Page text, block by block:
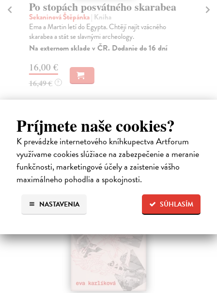
Príjmete naše cookies?
K prevádzke internetového kníhkupectva Artforum
využívame cookies slúžiace na zabezpečenie a meranie
funkčnosti, marketingové účely a zaistenie vášho
maximálneho pohodlia a spokojnosti.
SÚHLASÍM
NASTAVENIA
Po stopách posvátného skarabea
Sekaninová Štěpánka| Kniha
Ema a Martin letí do Egypta. Chtějí najít vzácného
skarabea a stát se slavnými archeology.
Na externom sklade v ČR. Dodanie do 16 dní
16,00 €
16,49 € ?
Ďalšie z kategórie cestopisy
na sklade
novinka